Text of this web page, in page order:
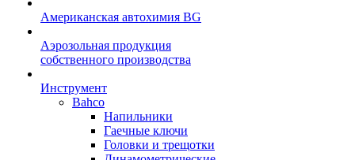
Американская автохимия BG
Аэрозольная продукция
собственного производства
Инструмент
Bahco
Напильники
Гаечные ключи
Головки и трещотки